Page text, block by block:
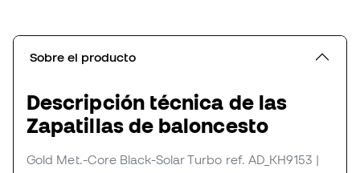
Sobre el producto
Descripción técnica de las
Zapatillas de baloncesto
Gold Met.-Core Black-Solar Turbo ref. AD_KH9153 |